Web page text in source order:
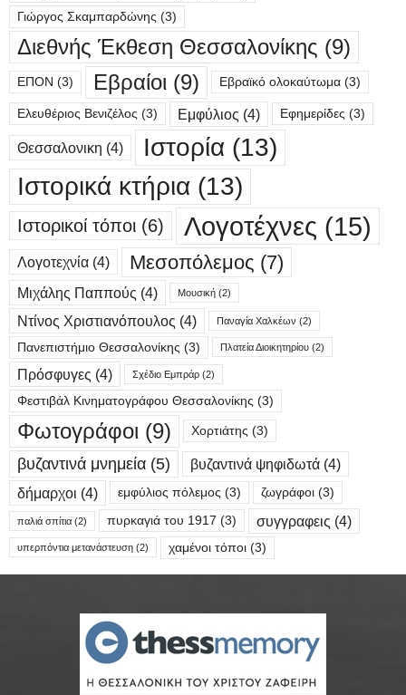
Γιώργος Σκαμπαρδώνης (3)
Διεθνής Έκθεση Θεσσαλονίκης (9)
ΕΠΟΝ (3) Εβραίοι (9) Εβραϊκό ολοκαύτωμα (3)
Ελευθέριος Βενιζέλος (3) Εμφύλιος (4) Εφημερίδες (3)
Θεσσαλονικη (4) Ιστορία (13)
Ιστορικά κτήρια (13)
Ιστορικοί τόποι (6) Λογοτέχνες (15)
Λογοτεχνία (4) Μεσοπόλεμος (7)
Μιχάλης Παππούς (4) Μουσική (2)
Ντίνος Χριστιανόπουλος (4) Παναγία Χαλκέων (2)
Πανεπιστήμιο Θεσσαλονίκης (3) Πλατεία Διοικητηρίου (2)
Πρόσφυγες (4) Σχέδιο Εμπράρ (2)
Φεστιβάλ Κινηματογράφου Θεσσαλονίκης (3)
Φωτογράφοι (9) Χορτιάτης (3)
βυζαντινά μνημεία (5) βυζαντινά ψηφιδωτά (4)
δήμαρχοι (4) εμφύλιος πόλεμος (3) ζωγράφοι (3)
παλιά σπίτια (2) πυρκαγιά του 1917 (3) συγγραφεις (4)
υπερπόντια μετανάστευση (2) χαμένοι τόποι (3)